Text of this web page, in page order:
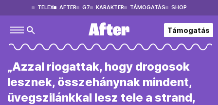
TELEX AFTER G7 KARAKTER TÁMOGATÁS SHOP
Támogatás
„Azzal riogattak, hogy drogosok
lesznek, összehánynak mindent,
üvegszilánkkal lesz tele a strand,